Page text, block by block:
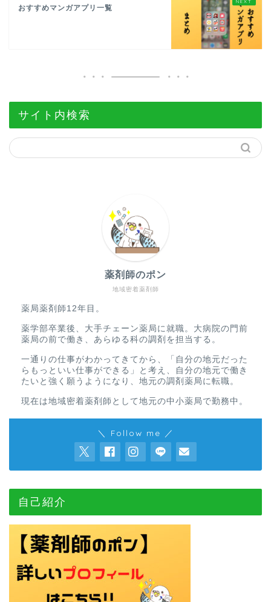
おすすめマンガアプリ一覧
サイト内検索
地域密着薬剤師
薬剤師のポン
薬局薬剤師12年目。
薬学部卒業後、大手チェーン薬局に就職。大病院の門前
薬局の前で働き、あらゆる科の調剤を担当する。
一通りの仕事がわかってきてから、「自分の地元だった
らもっといい仕事ができる」と考え、自分の地元で働き
たいと強く願うようになり、地元の調剤薬局に転職。
現在は地域密着薬剤師として地元の中小薬局で勤務中。
＼ Follow me ／
自己紹介